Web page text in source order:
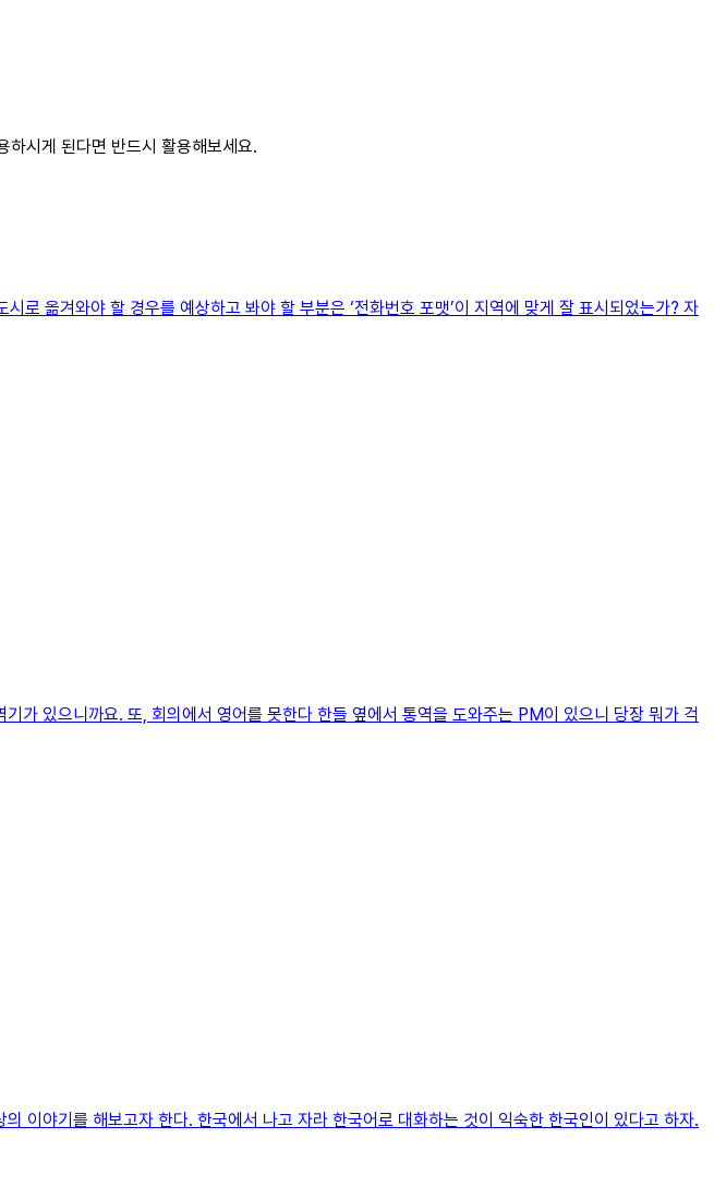
시게 된다면 반드시 활용해보세요.
로 옮겨와야 할 경우를 예상하고 봐야 할 부분은 ‘전화번호 포맷’이 지역에 맞게 잘 표시되었는가? 자
가 있으니까요. 또, 회의에서 영어를 못한다 한들 옆에서 통역을 도와주는 PM이 있으니 당장 뭐가 걱
이야기를 해보고자 한다. 한국에서 나고 자라 한국어로 대화하는 것이 익숙한 한국인이 있다고 하자.